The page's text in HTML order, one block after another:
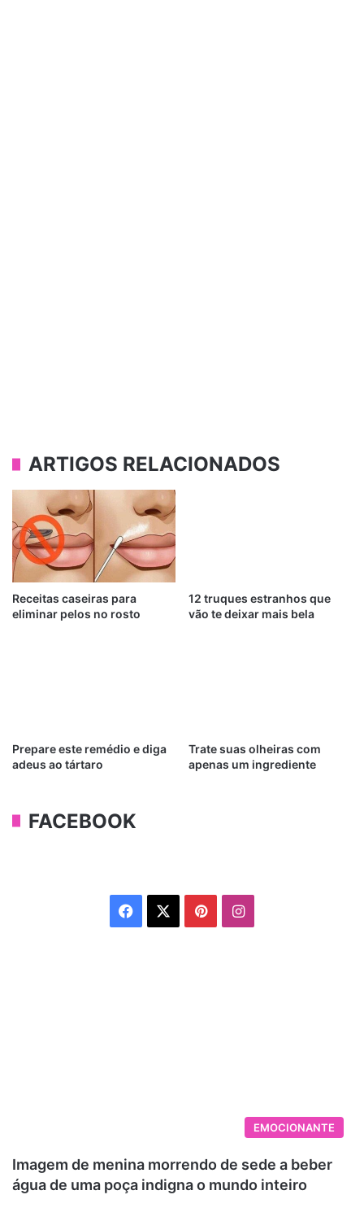
ARTIGOS RELACIONADOS
Receitas caseiras para
eliminar pelos no rosto
12 truques estranhos que
vão te deixar mais bela
Prepare este remédio e diga
adeus ao tártaro
Trate suas olheiras com
apenas um ingrediente
FACEBOOK
Facebook PinterestInstagram
EMOCIONANTE
Imagem de menina morrendo de sede a beber
água de uma poça indigna o mundo inteiro